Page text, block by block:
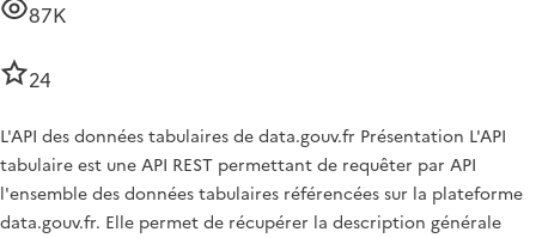
87K
24
L'API des données tabulaires de data.gouv.fr Présentation L'API
tabulaire est une API REST permettant de requêter par API
l'ensemble des données tabulaires référencées sur la plateforme
data.gouv.fr. Elle permet de récupérer la description générale